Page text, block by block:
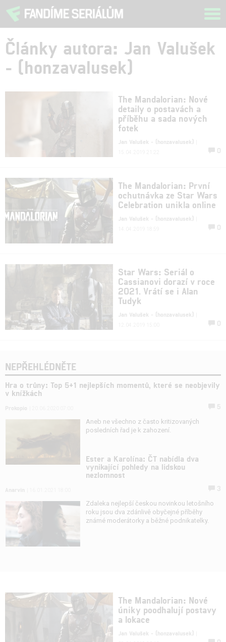
Články autora: Jan Valušek
- (honzavalusek)
The Mandalorian: Nové
detaily o postavách a
příběhu a sada nových
fotek
Jan Valušek - (honzavalusek)
0
The Mandalorian: První
ochutnávka ze Star Wars
Celebration unikla online
Jan Valušek - (honzavalusek)
0
Star Wars: Seriál o
Cassianovi dorazí v roce
2021. Vrátí se i Alan
Tudyk
Jan Valušek - (honzavalusek)
0
NEPŘEHLÉDNĚTE
Hra o trůny: Top 5+1 nejlepších momentů, které se neobjevily
v knížkách
Aneb ne všechno z často kritizovaných
posledních řad je k zahození.
Ester a Karolína: ČT nabídla dva
vynikající pohledy na lidskou
nezlomnost
Zdaleka nejlepší českou novinkou letošního
roku jsou dva zdánlivě obyčejné příběhy
známé moderátorky a běžné podnikatelky.
The Mandalorian: Nové
úniky poodhalují postavy
a lokace
Jan Valušek - (honzavalusek)